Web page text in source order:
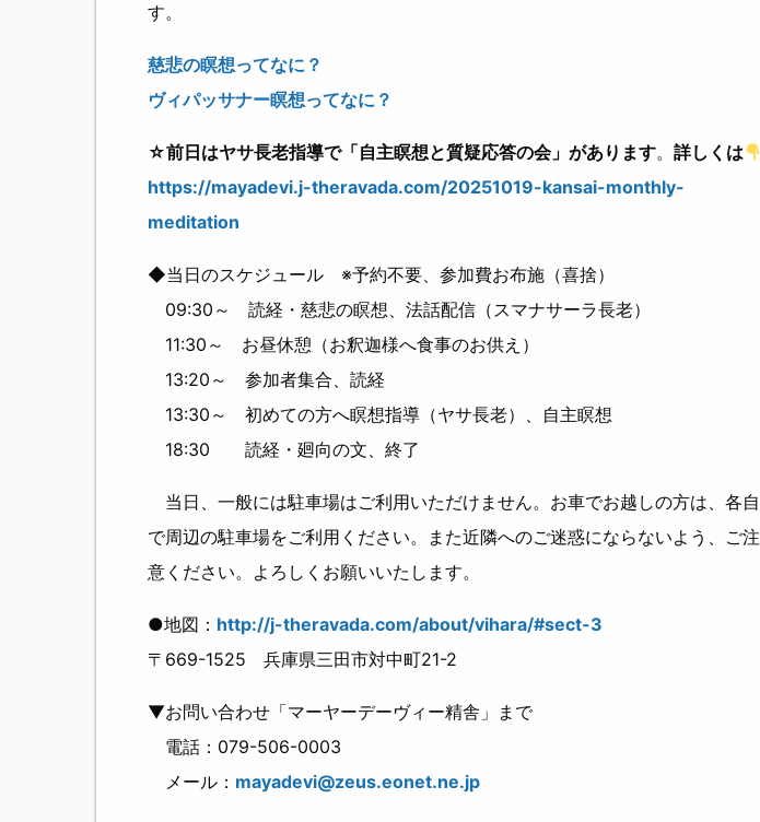
す。
慈悲の瞑想ってなに？
ヴィパッサナー瞑想ってなに？
☆前日はヤサ長老指導で「自主瞑想と質疑応答の会」があります。 詳しくは
https://mayadevi.j-theravada.com/20251019-kansai-monthly-
meditation
◆当日のスケジュール ※予約不要、参加費お布施（喜捨）
09:30～ 読経・慈悲の瞑想、法話配信（スマナサーラ長老）
11:30～ お昼休憩（お釈迦様へ食事のお供え）
13:20～ 参加者集合、読経
13:30～ 初めての方へ瞑想指導（ヤサ長老）、自主瞑想
18:30 読経・廻向の文、終了
当日、一般には駐車場はご利用いただけません。お車でお越しの方は、各自
で周辺の駐車場をご利用ください。また近隣へのご迷惑にならないよう、ご注
意ください。よろしくお願いいたします。
●地図： http://j-theravada.com/about/vihara/#sect-3
〒669-1525 兵庫県三田市対中町21-2
▼お問い合わせ「マーヤーデーヴィー精舎」まで
電話：079-506-0003
メール： mayadevi@zeus.eonet.ne.jp